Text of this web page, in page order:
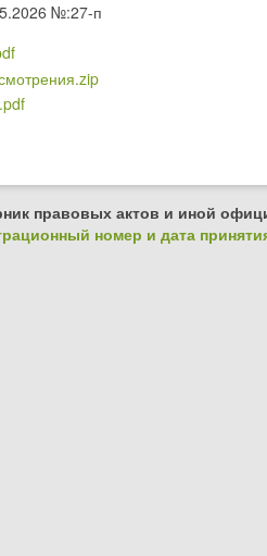
№:27-п
правовых актов и иной
номер и дата